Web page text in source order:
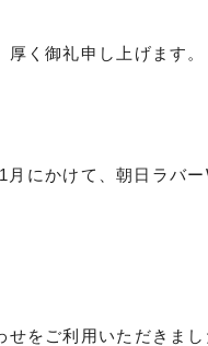
く御礼申し上げます。
にかけて、朝日ラバー
をご利用いただきま